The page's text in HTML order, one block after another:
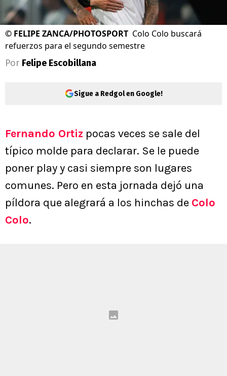
© FELIPE ZANCA/PHOTOSPORT Colo Colo buscará
refuerzos para el segundo semestre
Por Felipe Escobillana
Sigue a Redgol en Google!
Fernando Ortiz pocas veces se sale del
típico molde para declarar. Se le puede
poner play y casi siempre son lugares
comunes. Pero en esta jornada dejó una
píldora que alegrará a los hinchas de Colo
Colo.